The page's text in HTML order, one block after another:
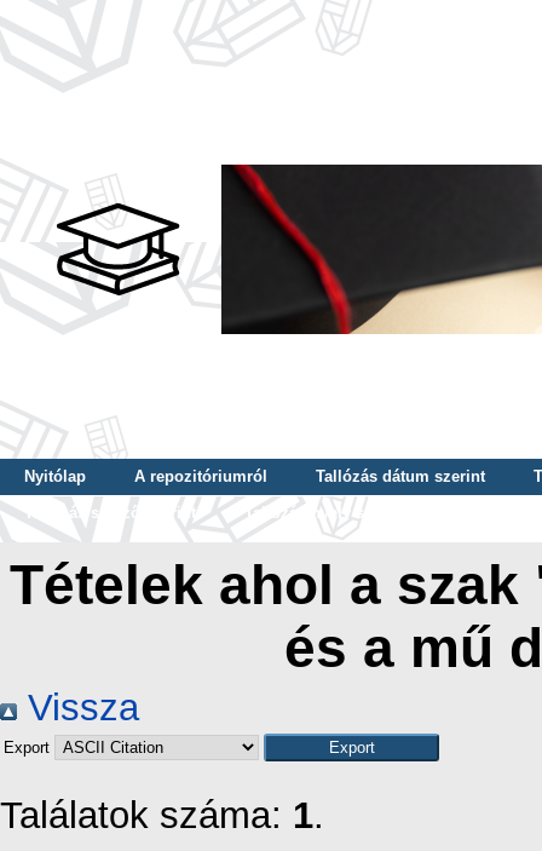
Nyitólap A repozitóriumról Tallózás dátum szerint
Tallózás szerző szerint
Tallózás nyelv szerint
Tételek ahol a
és a mű
Vissza
Export
Találatok száma: 1.